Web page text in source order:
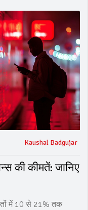
Kaushal Badgujar
की कीमतें: जानिए
में 10 से 21% तक